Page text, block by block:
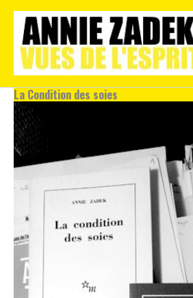
contenu
La Condition des soies